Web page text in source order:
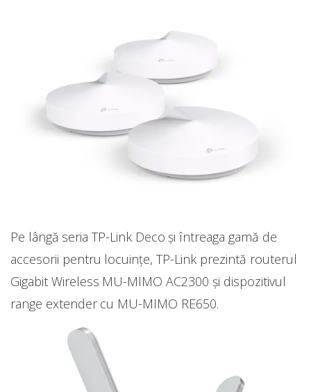
Pe lângă seria TP-Link Deco și întreaga gamă de
accesorii pentru locuințe, TP-Link prezintă routerul
Gigabit Wireless MU-MIMO AC2300 și dispozitivul
range extender cu MU-MIMO RE650.